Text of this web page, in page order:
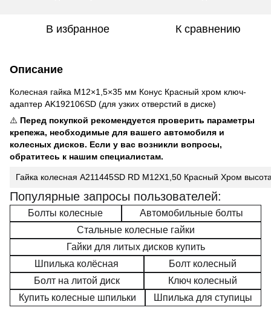
В избранное К сравнению
Описание
Колесная гайка M12×1,5×35 мм Конус Красный хром ключ-
адаптер AK192106SD (для узких отверстий в диске)
⚠️ Перед покупкой рекомендуется проверить параметры
крепежа, необходимые для вашего автомобиля и
колесных дисков. Если у вас возникли вопросы,
обратитесь к нашим специалистам.
Гайка колесная A211445SD RD M12X1,50 Красный Хром
Популярные запросы пользователей:
Болты колесные
Автомобильные болты
Стальные колесные гайки
Гайки для литых дисков купить
Шпилька колёсная
Болт колесный
Болт на литой диск
Ключ колесный
Купить колесные шпильки
Шпилька для ступицы